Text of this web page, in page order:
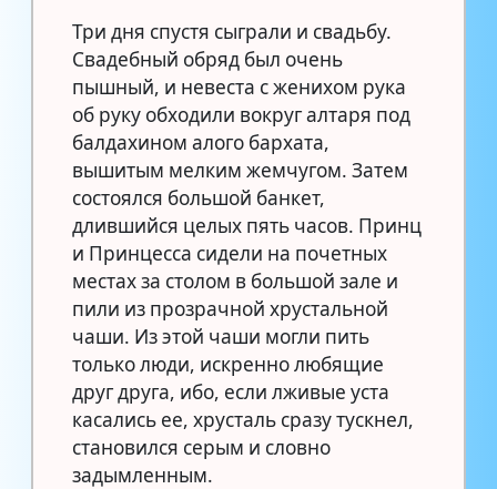
Три дня спустя сыграли и свадьбу.
Свадебный обряд был очень
пышный, и невеста с женихом рука
об руку обходили вокруг алтаря под
балдахином алого бархата,
вышитым мелким жемчугом. Затем
состоялся большой банкет,
длившийся целых пять часов. Принц
и Принцесса сидели на почетных
местах за столом в большой зале и
пили из прозрачной хрустальной
чаши. Из этой чаши могли пить
только люди, искренно любящие
друг друга, ибо, если лживые уста
касались ее, хрусталь сразу тускнел,
становился серым и словно
задымленным.